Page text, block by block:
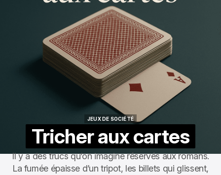
JEUX DE SOCIÉTÉ
Tricher aux cartes
Il y a des trucs qu’on imagine réservés aux romans.
La fumée épaisse d’un tripot, les billets qui glissent,